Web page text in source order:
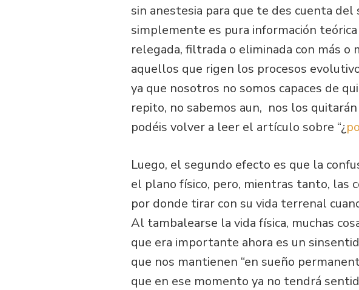
sin anestesia para que te des cuenta
simplemente es pura información
relegada, filtrada o eliminada con más o
aquellos que rigen los procesos
ya que nosotros no somos capaces de
repito, no sabemos aun, nos los
podéis volver a leer el artículo sobre “¿
Luego, el segundo efecto es que la
el plano físico, pero, mientras tanto, las
por donde tirar con su vida terrenal
Al tambalearse la vida física, muchas
que era importante ahora es un
que nos mantienen “en sueño
que en ese momento ya no tendrá